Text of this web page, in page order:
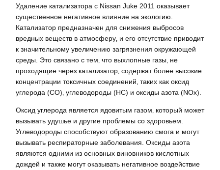
Удаление катализатора с Nissan Juke 2011 оказывает
существенное негативное влияние на экологию.
Катализатор предназначен для снижения выбросов
вредных веществ в атмосферу‚ и его отсутствие приводит
к значительному увеличению загрязнения окружающей
среды. Это связано с тем‚ что выхлопные газы‚ не
проходящие через катализатор‚ содержат более высокие
концентрации токсичных соединений‚ таких как оксид
углерода (CO)‚ углеводороды (HC) и оксиды азота (NOx).
Оксид углерода является ядовитым газом‚ который может
вызывать удушье и другие проблемы со здоровьем.
Углеводороды способствуют образованию смога и могут
вызывать респираторные заболевания. Оксиды азота
являются одними из основных виновников кислотных
дождей и также могут оказывать негативное воздействие